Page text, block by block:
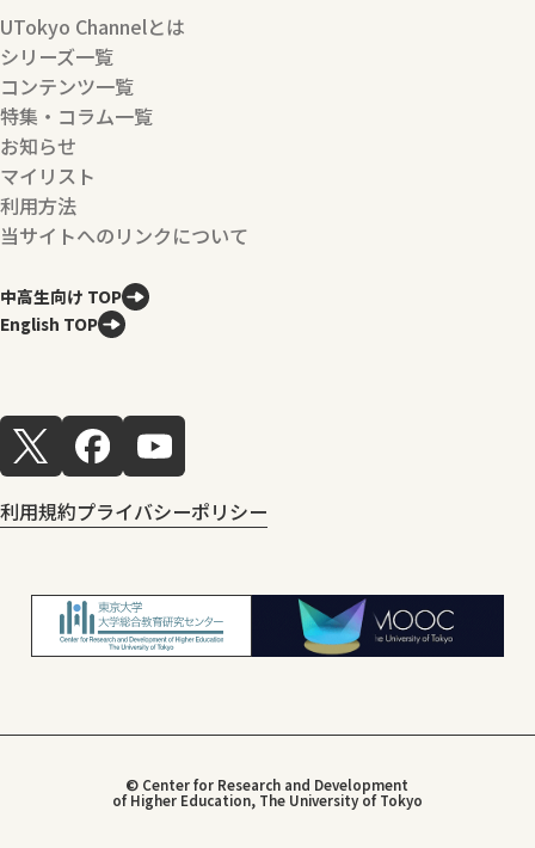
UTokyo Channelとは
シリーズ一覧
コンテンツ一覧
特集・コラム一覧
お知らせ
マイリスト
利用方法
当サイトへのリンクについて
中高生向け TOP
English TOP
利用規約プライバシーポリシー
© Center for Research and Development
of Higher Education, The University of Tokyo